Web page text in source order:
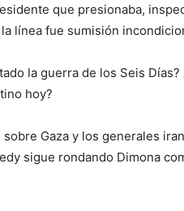
que presionaba,
línea fue sumisión
la guerra de los Seis Días?
hoy?
Gaza y los generales
sigue rondando Dimona